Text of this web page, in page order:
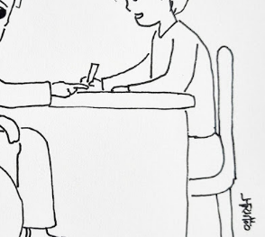
지는 않습니다. 행정복지센터에서는 - 금융재
조회' 신청할 수 있습니다. 나머지는 직접 해야
정승인 법원 - 상속세, 취득세 신고 세무서, 시
청구 은행, 보험사 사망신고 당일에 끝낼 수
2주 후 부터입니다. [조회되는 것 vs 안되는
가 금융 은행, 보험, 증권 사금융, 개인 간 거래
동산, 자동차 해외 자산, 현금 기타 연금 사업
은 링크] - 부모님 사망 후 ...